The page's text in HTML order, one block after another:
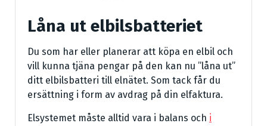
Låna ut elbilsbatteriet
Du som har eller planerar att köpa en elbil och
vill kunna tjäna pengar på den kan nu ”låna ut”
ditt elbilsbatteri till elnätet. Som tack får du
ersättning i form av avdrag på din elfaktura.
Elsystemet måste alltid vara i balans och i